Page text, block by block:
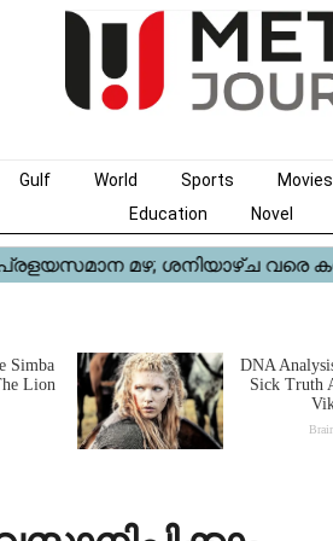
Gulf World Sports Movies
Education
Novel